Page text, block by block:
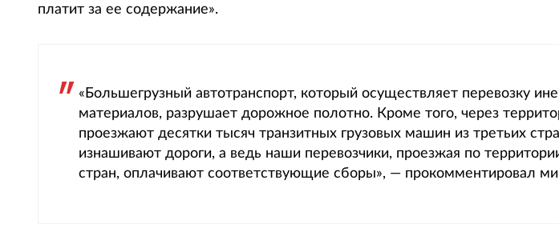
платит за ее содержание».
«Большегрузный автотранспорт, который осуществляет перевозку
материалов, разрушает дорожное полотно. Кроме того, через
проезжают десятки тысяч транзитных грузовых машин из третьих
изнашивают дороги, а ведь наши перевозчики, проезжая по
стран, оплачивают соответствующие сборы», — прокомментировал